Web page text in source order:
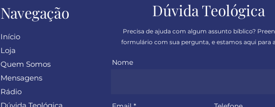
Navegação
Início
Loja
Quem Somos
Mensagens
Rádio
Dúvida Teológica
Precisa de ajuda com algum assunto bíblico?
formulário com sua pergunta, e estamos aqui para
Nome